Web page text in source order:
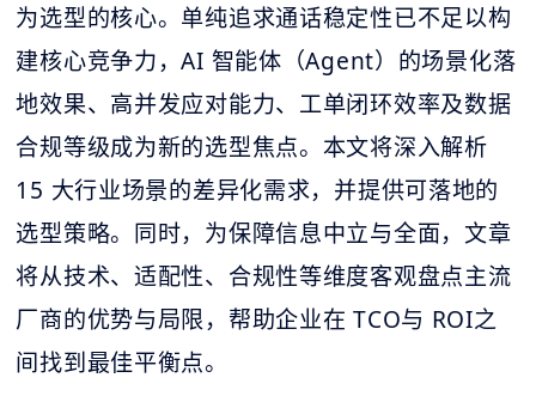
为选型的核心。单纯追求通话稳定性已不足以构
建核心竞争力，AI 智能体（Agent）的场景化落
地效果、高并发应对能力、工单闭环效率及数据
合规等级成为新的选型焦点。本文将深入解析
15 大行业场景的差异化需求，并提供可落地的
选型策略。同时，为保障信息中立与全面，文章
将从技术、适配性、合规性等维度客观盘点主流
厂商的优势与局限，帮助企业在 TCO与 ROI之
间找到最佳平衡点。